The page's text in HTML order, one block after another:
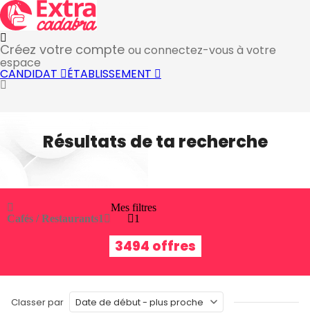
Créez votre compte ou connectez-vous à votre
espace
CANDIDAT ÉTABLISSEMENT
Résultats de ta recherche
Cafés / Restaurants1
Mes filtres
1
3494 offres
Classer par